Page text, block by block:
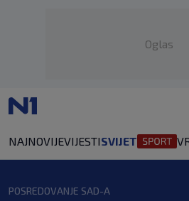
Oglas
NAJNOVIJEVIJESTISVIJET
POSREDOVANJE SAD-A